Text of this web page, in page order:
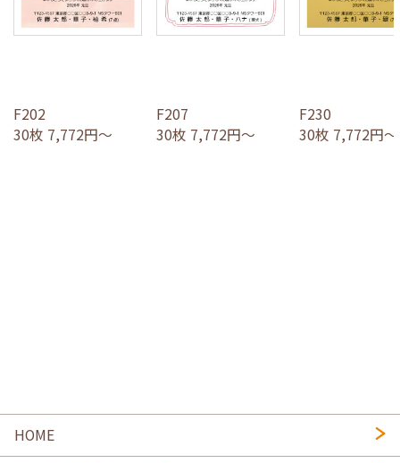
F202
30枚 7,772円～
F207
30枚 7,772円～
F230
30枚 7,772円～
HOME